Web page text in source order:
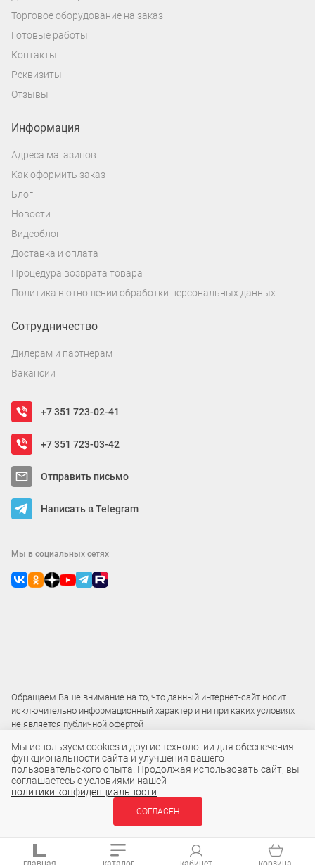
Торговое оборудование на заказ
Готовые работы
Контакты
Реквизиты
Отзывы
Информация
Адреса магазинов
Как оформить заказ
Блог
Новости
Видеоблог
Доставка и оплата
Процедура возврата товара
Политика в отношении обработки персональных данных
Сотрудничество
Дилерам и партнерам
Вакансии
+7 351 723-02-41
+7 351 723-03-42
Отправить письмо
Написать в Telegram
Мы в социальных сетях
Обращаем Ваше внимание на то, что данный интернет-сайт носит
исключительно информационный характер и ни при каких условиях
не является публичной офертой
2015 – 2026 © ООО «Локос»
В КОРЗИНУ
Мы используем cookies и другие технологии для обеспечения
функциональности сайта и улучшения вашего
пользовательского опыта. Продолжая использовать сайт, вы
соглашаетесь с условиями нашей
политики конфиденциальности
СОГЛАСЕН